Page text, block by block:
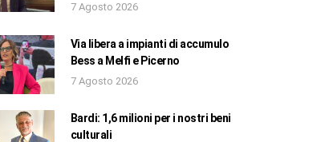
7 Agosto 2026
Via libera a impianti di accumulo
Bess a Melfi e Picerno
7 Agosto 2026
Bardi: 1,6 milioni per i nostri beni
culturali